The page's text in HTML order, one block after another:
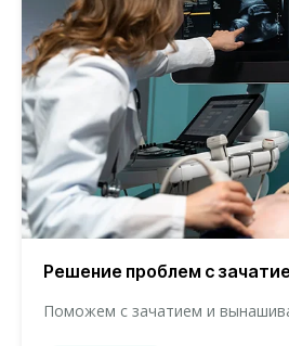
Решение проблем с
Поможем с зачатием и